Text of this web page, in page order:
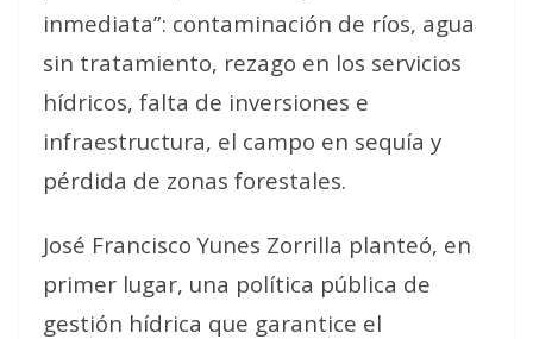
inmediata”: contaminación de ríos, agua
sin tratamiento, rezago en los servicios
hídricos, falta de inversiones e
infraestructura, el campo en sequía y
pérdida de zonas forestales.
José Francisco Yunes Zorrilla planteó, en
primer lugar, una política pública de
gestión hídrica que garantice el